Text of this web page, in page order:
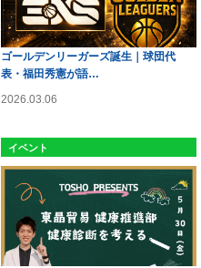
ゴールデンリーガーズ誕生｜球団代
表・福田秀憲が語…
2026.03.06
イベント